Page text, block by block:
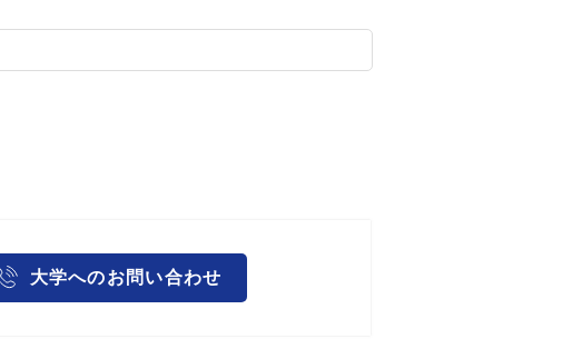
大学へのお問い合わせ